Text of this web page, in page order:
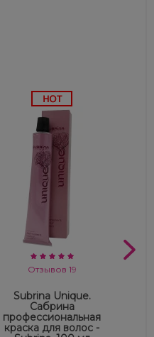
Отзывов 19
Subrina Unique.
Сабрина
профессиональная
краска для волос -